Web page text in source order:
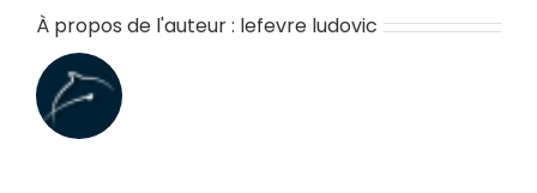
À propos de l'auteur : lefevre ludovic